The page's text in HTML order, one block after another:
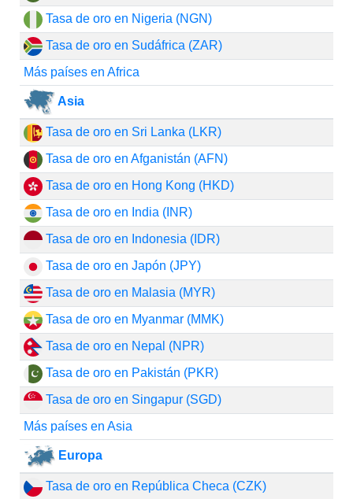
Tasa de oro en Nigeria (NGN)
Tasa de oro en Sudáfrica (ZAR)
Más países en Africa
Asia
Tasa de oro en Sri Lanka (LKR)
Tasa de oro en Afganistán (AFN)
Tasa de oro en Hong Kong (HKD)
Tasa de oro en India (INR)
Tasa de oro en Indonesia (IDR)
Tasa de oro en Japón (JPY)
Tasa de oro en Malasia (MYR)
Tasa de oro en Myanmar (MMK)
Tasa de oro en Nepal (NPR)
Tasa de oro en Pakistán (PKR)
Tasa de oro en Singapur (SGD)
Más países en Asia
Europa
Tasa de oro en República Checa (CZK)